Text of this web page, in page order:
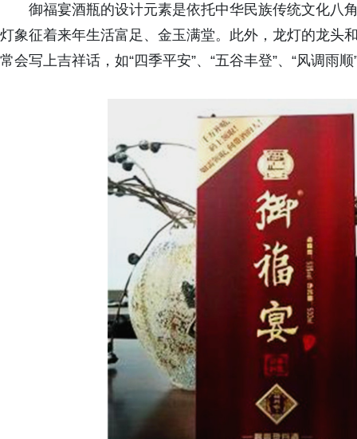
御福宴酒瓶的设计元素是依托中华民族传统文化八角
灯象征着来年生活富足、金玉满堂。此外，龙灯的龙头
常会写上吉祥话，如“四季平安”、“五谷丰登”、“风调雨顺